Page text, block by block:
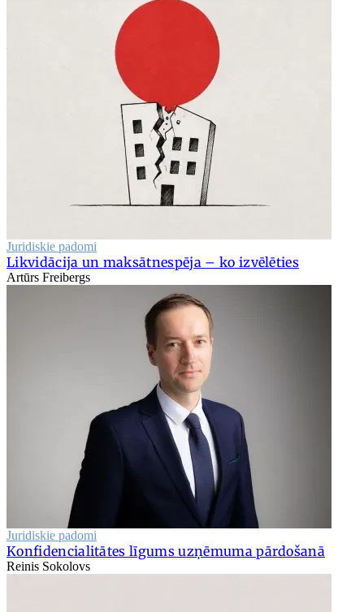
Juridiskie padomi
Likvidācija un maksātnespēja – ko izvēlēties
Artūrs Freibergs
Juridiskie padomi
Konfidencialitātes līgums uzņēmuma pārdošanā
Reinis Sokolovs